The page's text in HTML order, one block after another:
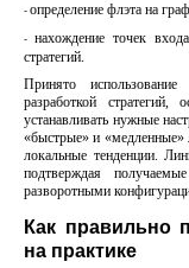
- определение флэта на
- нахождение точек
стратегий.
Принято
разработкой
устанавливать нужные
«быстрые» и «медленные»
локальные тенденции.
подтверждая
разворотными
Как правильно
на практике